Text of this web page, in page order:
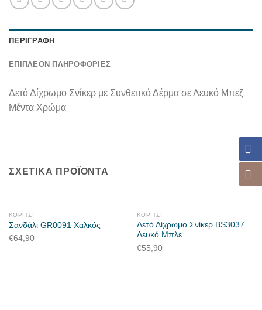
ΠΕΡΙΓΡΑΦΉ
ΕΠΙΠΛΈΟΝ ΠΛΗΡΟΦΟΡΊΕΣ
Δετό Δίχρωμο Σνίκερ με Συνθετικό Δέρμα σε Λευκό Μπεζ
Μέντα Χρώμα
ΣΧΕΤΙΚΆ ΠΡΟΪΌΝΤΑ
ΚΟΡΊΤΣΙ
Σανδάλι GR0091 Χαλκός
€64,90
ΚΟΡΊΤΣΙ
Δετό Δίχρωμο Σνίκερ BS3037
Λευκό Μπλε
€55,90